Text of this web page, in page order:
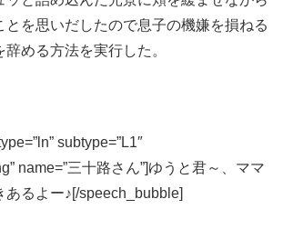
とを思いだしたので息子の機嫌を損ねる
める方法を実行した。
subtype=”L1″
name=”三十路さん”]ゆうと君～、ママ
あるよー♪[/speech_bubble]